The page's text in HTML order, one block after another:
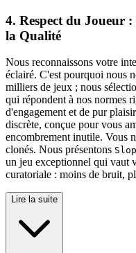
4. Respect du Joueur
la Qualité
Nous reconnaissons votre
éclairé. C'est pourquoi nous
milliers de jeux ; nous
qui répondent à nos normes
d'engagement et de pur
discrète, conçue pour vous
encombrement inutile. Vous
clonés. Nous présentons
un jeu exceptionnel qui vaut
curatoriale : moins de bruit,
Lire la suite